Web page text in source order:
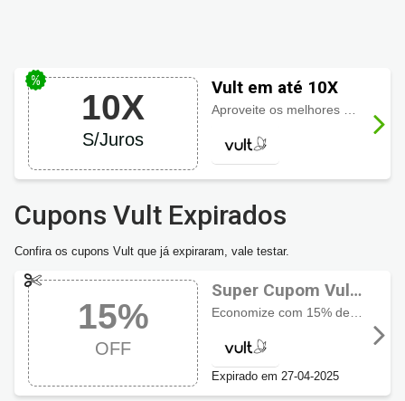
10X
S/Juros
Vult em até 10X
Cupons Vult Expirados
Confira os cupons Vult que já expiraram, vale testar.
15%
OFF
Super Cupom Vult
com 15% OFF
Expirado em 27-04-2025